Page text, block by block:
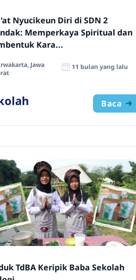
Nyucikeun Diri di SDN 2
Memperkaya Spiritual dan
Kara...
Jawa
11 bulan yang lalu
Baca
TdBA Keripik Baba Sekolah